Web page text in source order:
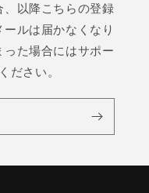
以降こちらの登録
ルは届かなくなり
った場合にはサポー
ださい。